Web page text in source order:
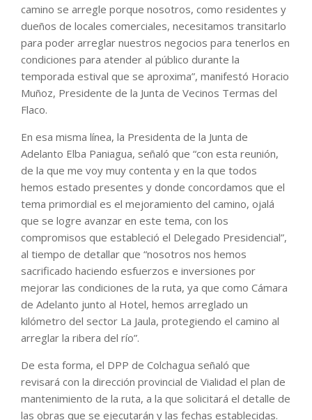
camino se arregle porque nosotros, como residentes y
dueños de locales comerciales, necesitamos transitarlo
para poder arreglar nuestros negocios para tenerlos en
condiciones para atender al público durante la
temporada estival que se aproxima”, manifestó Horacio
Muñoz, Presidente de la Junta de Vecinos Termas del
Flaco.
En esa misma línea, la Presidenta de la Junta de
Adelanto Elba Paniagua, señaló que “con esta reunión,
de la que me voy muy contenta y en la que todos
hemos estado presentes y donde concordamos que el
tema primordial es el mejoramiento del camino, ojalá
que se logre avanzar en este tema, con los
compromisos que estableció el Delegado Presidencial”,
al tiempo de detallar que “nosotros nos hemos
sacrificado haciendo esfuerzos e inversiones por
mejorar las condiciones de la ruta, ya que como Cámara
de Adelanto junto al Hotel, hemos arreglado un
kilómetro del sector La Jaula, protegiendo el camino al
arreglar la ribera del río”.
De esta forma, el DPP de Colchagua señaló que
revisará con la dirección provincial de Vialidad el plan de
mantenimiento de la ruta, a la que solicitará el detalle de
las obras que se ejecutarán y las fechas establecidas.